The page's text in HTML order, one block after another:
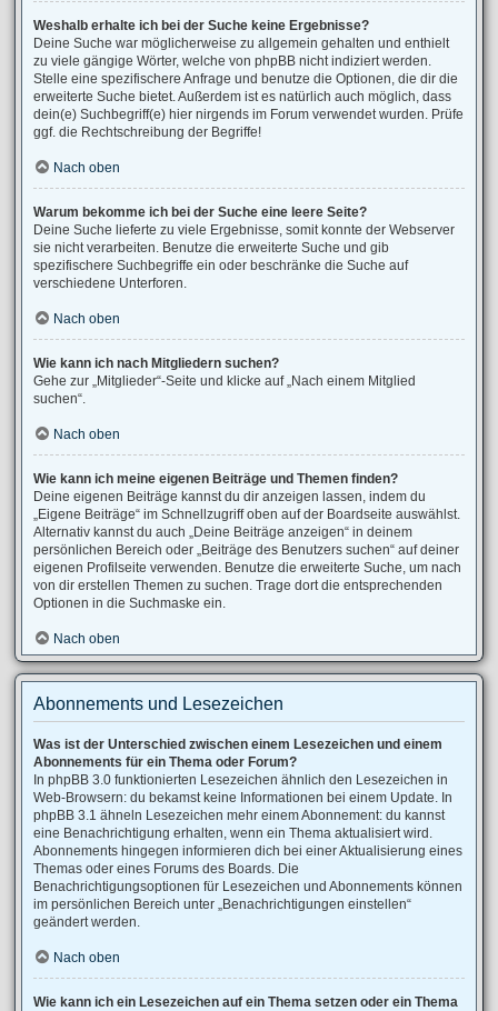
Weshalb erhalte ich bei der Suche keine Ergebnisse?
Deine Suche war möglicherweise zu allgemein gehalten und enthielt
zu viele gängige Wörter, welche von phpBB nicht indiziert werden.
Stelle eine spezifischere Anfrage und benutze die Optionen, die dir die
erweiterte Suche bietet. Außerdem ist es natürlich auch möglich, dass
dein(e) Suchbegriff(e) hier nirgends im Forum verwendet wurden. Prüfe
ggf. die Rechtschreibung der Begriffe!
Nach oben
Warum bekomme ich bei der Suche eine leere Seite?
Deine Suche lieferte zu viele Ergebnisse, somit konnte der Webserver
sie nicht verarbeiten. Benutze die erweiterte Suche und gib
spezifischere Suchbegriffe ein oder beschränke die Suche auf
verschiedene Unterforen.
Nach oben
Wie kann ich nach Mitgliedern suchen?
Gehe zur „Mitglieder“-Seite und klicke auf „Nach einem Mitglied
suchen“.
Nach oben
Wie kann ich meine eigenen Beiträge und Themen finden?
Deine eigenen Beiträge kannst du dir anzeigen lassen, indem du
„Eigene Beiträge“ im Schnellzugriff oben auf der Boardseite auswählst.
Alternativ kannst du auch „Deine Beiträge anzeigen“ in deinem
persönlichen Bereich oder „Beiträge des Benutzers suchen“ auf deiner
eigenen Profilseite verwenden. Benutze die erweiterte Suche, um nach
von dir erstellen Themen zu suchen. Trage dort die entsprechenden
Optionen in die Suchmaske ein.
Nach oben
Abonnements und Lesezeichen
Was ist der Unterschied zwischen einem Lesezeichen und einem
Abonnements für ein Thema oder Forum?
In phpBB 3.0 funktionierten Lesezeichen ähnlich den Lesezeichen in
Web-Browsern: du bekamst keine Informationen bei einem Update. In
phpBB 3.1 ähneln Lesezeichen mehr einem Abonnement: du kannst
eine Benachrichtigung erhalten, wenn ein Thema aktualisiert wird.
Abonnements hingegen informieren dich bei einer Aktualisierung eines
Themas oder eines Forums des Boards. Die
Benachrichtigungsoptionen für Lesezeichen und Abonnements können
im persönlichen Bereich unter „Benachrichtigungen einstellen“
geändert werden.
Nach oben
Wie kann ich ein Lesezeichen auf ein Thema setzen oder ein Thema